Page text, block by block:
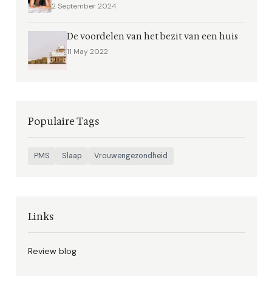
2 September 2024
De voordelen van het bezit van een huis
11 May 2022
Populaire Tags
PMS Slaap Vrouwengezondheid
Links
Review blog